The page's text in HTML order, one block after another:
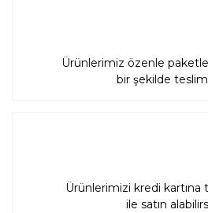
Ürünlerimiz özenle
bir şekilde
Ürünlerimizi kredi kartına
ile satın